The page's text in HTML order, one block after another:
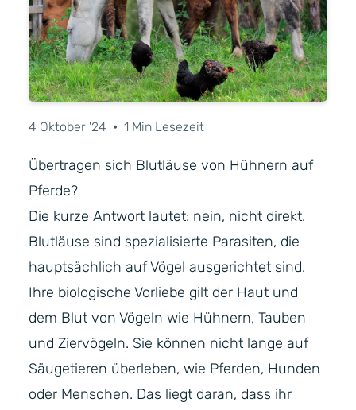
4 Oktober '24 • 1 Min Lesezeit
Übertragen sich Blutläuse von Hühnern auf
Pferde?
Die kurze Antwort lautet: nein, nicht direkt.
Blutläuse sind spezialisierte Parasiten, die
hauptsächlich auf Vögel ausgerichtet sind.
Ihre biologische Vorliebe gilt der Haut und
dem Blut von Vögeln wie Hühnern, Tauben
und Ziervögeln. Sie können nicht lange auf
Säugetieren überleben, wie Pferden, Hunden
oder Menschen. Das liegt daran, dass ihr